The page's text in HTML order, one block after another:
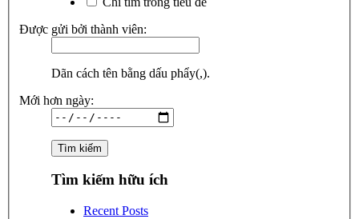
Được gửi bởi thành viên:
Dãn cách tên bằng dấu phẩy(,).
Mới hơn ngày:
Tìm kiếm hữu ích
Recent Posts